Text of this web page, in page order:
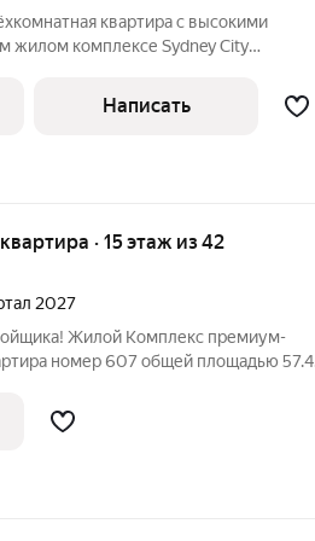
квартира с высокими
жилом комплексе Sydney City
самых престижных проектов Москвы
Написать
· 15 этаж из 42
2027
Жилой Комплекс премиум-
номер 607 общей площадью 57.4
Всё для вашего комфорта